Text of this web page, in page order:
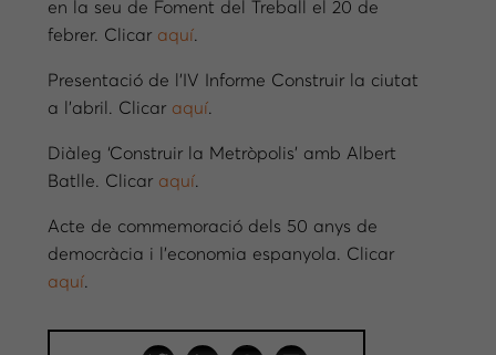
en la seu de Foment del Treball el 20 de
febrer. Clicar aquí
Presentació de l’IV Informe Construir la ciutat
a l’abril. Clicar aquí
Diàleg ‘Construir la Metròpolis’ amb Albert
Batlle. Clicar aquí
Acte de commemoració dels 50 anys de
democràcia i l’economia espanyola. Clicar
aquí